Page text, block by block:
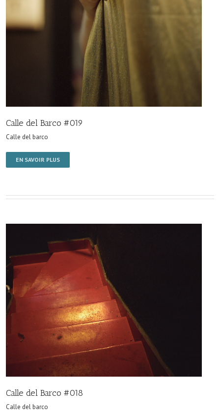
Calle del Barco #019
Calle del barco
EN SAVOIR PLUS
Calle del Barco #018
Calle del barco